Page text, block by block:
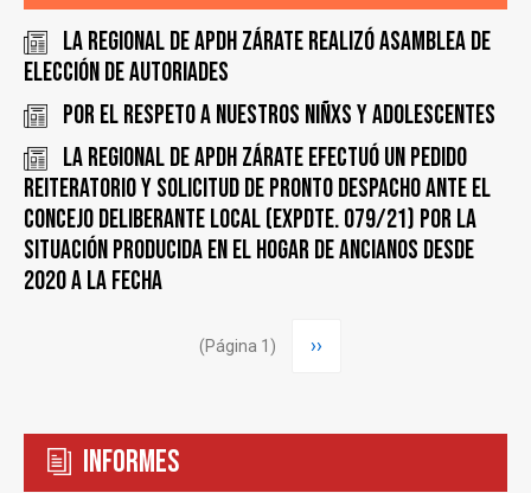
LA REGIONAL DE APDH ZÁRATE REALIZÓ ASAMBLEA DE
ELECCIÓN DE AUTORIADES
Por el respeto a nuestros Niñxs y adolescentes
LA REGIONAL DE APDH ZÁRATE EFECTUÓ UN PEDIDO
REITERATORIO Y SOLICITUD DE PRONTO DESPACHO ANTE EL
CONCEJO DELIBERANTE LOCAL (EXPDTE. 079/21) POR LA
SITUACIÓN PRODUCIDA EN EL HOGAR DE ANCIANOS DESDE
2020 A LA FECHA
(Página 1)
Siguiente
››
Informes